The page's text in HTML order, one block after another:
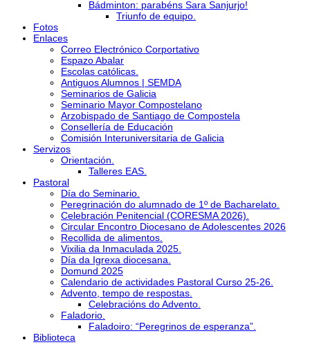
Bádminton: parabéns Sara Sanjurjo!
Triunfo de equipo.
Fotos
Enlaces
Correo Electrónico Corportativo
Espazo Abalar
Escolas católicas.
Antiguos Alumnos | SEMDA
Seminarios de Galicia
Seminario Mayor Compostelano
Arzobispado de Santiago de Compostela
Consellería de Educación
Comisión Interuniversitaria de Galicia
Servizos
Orientación.
Talleres EAS.
Pastoral
Día do Seminario.
Peregrinación do alumnado de 1º de Bacharelato.
Celebración Penitencial (CORESMA 2026).
Circular Encontro Diocesano de Adolescentes 2026
Recollida de alimentos.
Vixilia da Inmaculada 2025.
Día da Igrexa diocesana.
Domund 2025
Calendario de actividades Pastoral Curso 25-26.
Advento, tempo de respostas.
Celebracións do Advento.
Faladorio.
Faladoiro: “Peregrinos de esperanza”.
Biblioteca